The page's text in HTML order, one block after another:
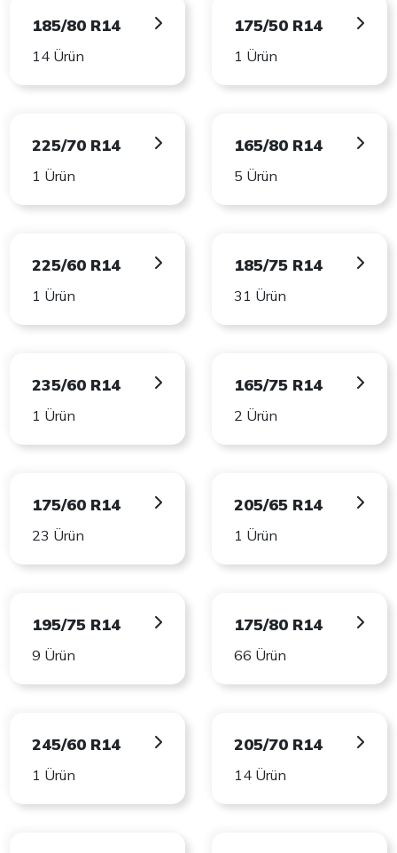
185/80 R14
14 Ürün
175/50 R14
1 Ürün
225/70 R14
1 Ürün
165/80 R14
5 Ürün
225/60 R14
1 Ürün
185/75 R14
31 Ürün
235/60 R14
1 Ürün
165/75 R14
2 Ürün
175/60 R14
23 Ürün
205/65 R14
1 Ürün
195/75 R14
9 Ürün
175/80 R14
66 Ürün
245/60 R14
1 Ürün
205/70 R14
14 Ürün